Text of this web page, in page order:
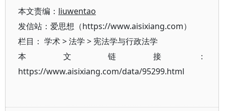
本文责编： liuwentao
发信站：爱思想（https://www.aisixiang.com）
栏目： 学术>法学 > 宪法学与行政法学
本文链接：
https://www.aisixiang.com/data/95299.html